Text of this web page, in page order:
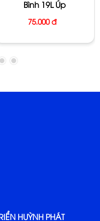
ánh sáng trực tiếp của
Bình 19L Úp
75.000 đ
HUỲNH PHÁT